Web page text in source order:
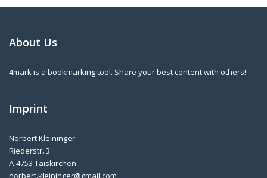
About Us
4mark is a bookmarking tool. Share your best content with others!
Imprint
Norbert Kleininger
Riederstr. 3
A-4753 Taiskirchen
norbert.kleininger@gmail.com